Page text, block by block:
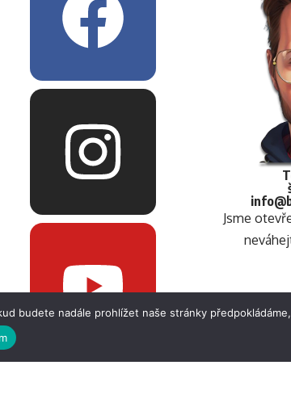
Jsme
budete nadále prohlížet naše stránky